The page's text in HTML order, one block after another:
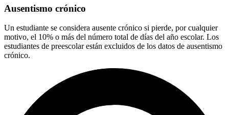
Ausentismo crónico
Un estudiante se considera ausente crónico si pierde, por cualquier
motivo, el 10% o más del número total de días del año escolar. Los
estudiantes de preescolar están excluidos de los datos de ausentismo
crónico.